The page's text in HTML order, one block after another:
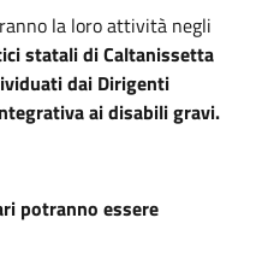
la loro attività negli
statali di Caltanissetta
dai Dirigenti
ai disabili gravi.
potranno essere